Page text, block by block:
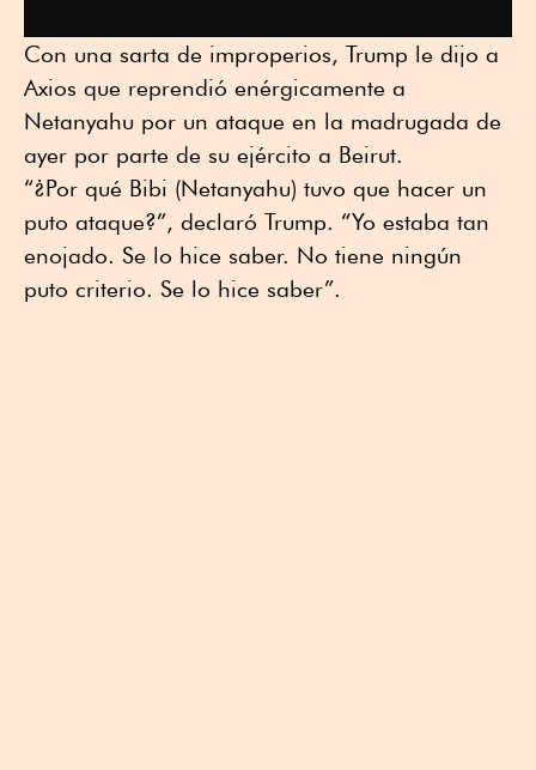
Con una sarta de improperios, Trump le dijo a
Axios que reprendió enérgicamente a
Netanyahu por un ataque en la madrugada de
ayer por parte de su ejército a Beirut.
“¿Por qué Bibi (Netanyahu) tuvo que hacer un
puto ataque?”, declaró Trump. “Yo estaba tan
enojado. Se lo hice saber. No tiene ningún
puto criterio. Se lo hice saber”.